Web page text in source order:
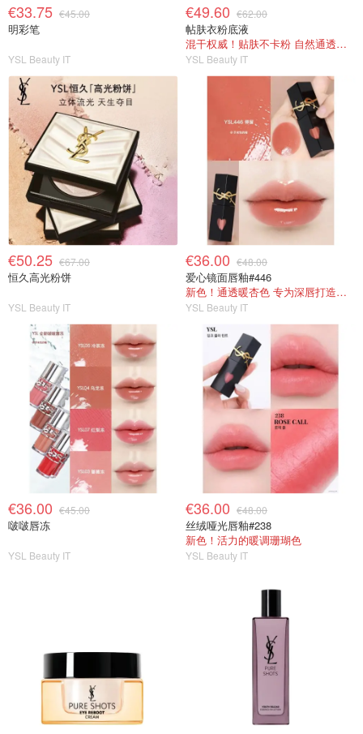
€33.75 €45.00
明彩笔
YSL Beauty IT
€49.60 €62.00
帖肤衣粉底液
混干权威！贴肤不卡粉 自然通透妆效
YSL Beauty IT
€50.25 €67.00
恒久高光粉饼
YSL Beauty IT
€36.00 €48.00
爱心镜面唇釉#446
新色！通透暖杏色 专为深唇打造的奶茶色
YSL Beauty IT
€36.00 €45.00
啵啵唇冻
YSL Beauty IT
€36.00 €48.00
丝绒哑光唇釉#238
新色！活力的暖调珊瑚色
YSL Beauty IT